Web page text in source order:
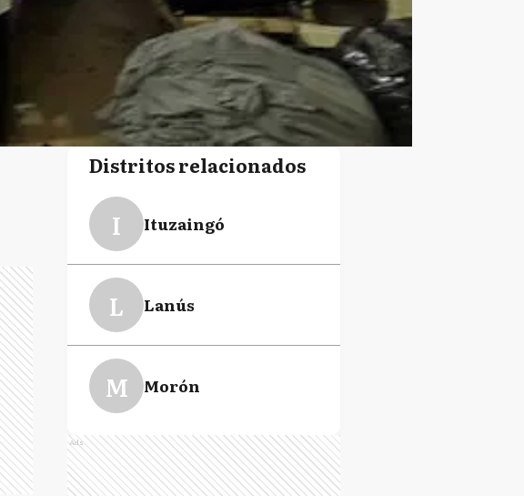
Distritos relacionados
I Ituzaingó
L Lanús
M Morón
Ads